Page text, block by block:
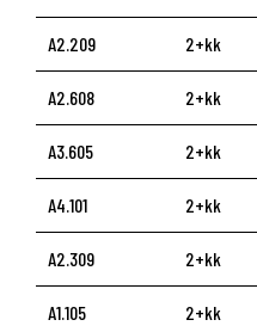
A2.209 2+kk
A2.608 2+kk
A3.605 2+kk
A4.101 2+kk
A2.309 2+kk
A1.105 2+kk